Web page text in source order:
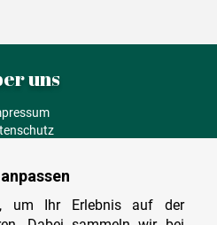
uns
Lieferung
um Ihr Erlebnis auf der